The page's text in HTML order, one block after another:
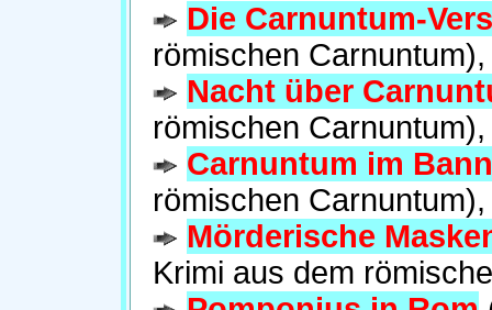
Die Carnuntum-
römischen Carnuntum),
Nacht über
römischen Carnuntum),
Carnuntum im
römischen Carnuntum),
Mörderische
Krimi aus dem